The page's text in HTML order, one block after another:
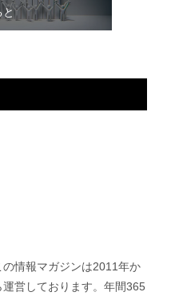
と
の情報マガジンは2011年か
運営しております。年間365